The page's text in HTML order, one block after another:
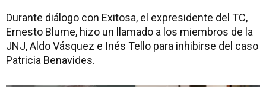
Durante diálogo con Exitosa, el expresidente del TC,
Ernesto Blume, hizo un llamado a los miembros de la
JNJ, Aldo Vásquez e Inés Tello para inhibirse del caso
Patricia Benavides.